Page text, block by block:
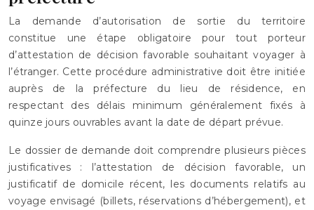
La demande d’autorisation de sortie du territoire
constitue une étape obligatoire pour tout porteur
d’attestation de décision favorable souhaitant voyager à
l’étranger. Cette procédure administrative doit être initiée
auprès de la préfecture du lieu de résidence, en
respectant des délais minimum généralement fixés à
quinze jours ouvrables avant la date de départ prévue.
Le dossier de demande doit comprendre plusieurs pièces
justificatives : l’attestation de décision favorable, un
justificatif de domicile récent, les documents relatifs au
voyage envisagé (billets, réservations d’hébergement), et